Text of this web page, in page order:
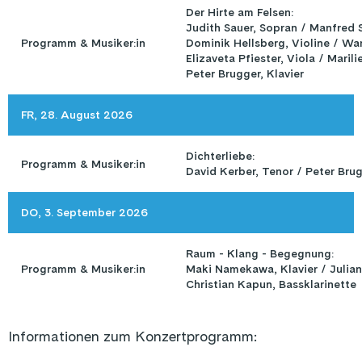
Programm & Musiker:in
Der Hirte am Felsen:
Judith Sauer, Sopran /
Dominik Hellsberg, Violine /
Elizaveta Pfiester, Viola /
Peter Brugger, Klavier
FR, 28. August 2026
Programm & Musiker:in
Dichterliebe:
David Kerber, Tenor / Peter
DO, 3. September 2026
Programm & Musiker:in
Raum - Klang - Begegnung:
Maki Namekawa, Klavier /
Christian Kapun, Bassklarinette
Informationen zum Konzertprogramm: